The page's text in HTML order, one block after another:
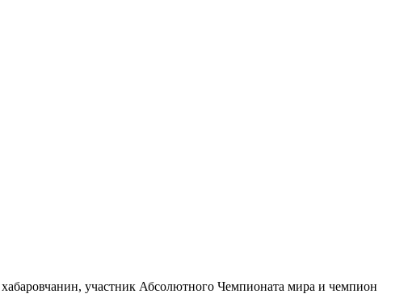
участник Абсолютного Чемпионата мира и чемпион